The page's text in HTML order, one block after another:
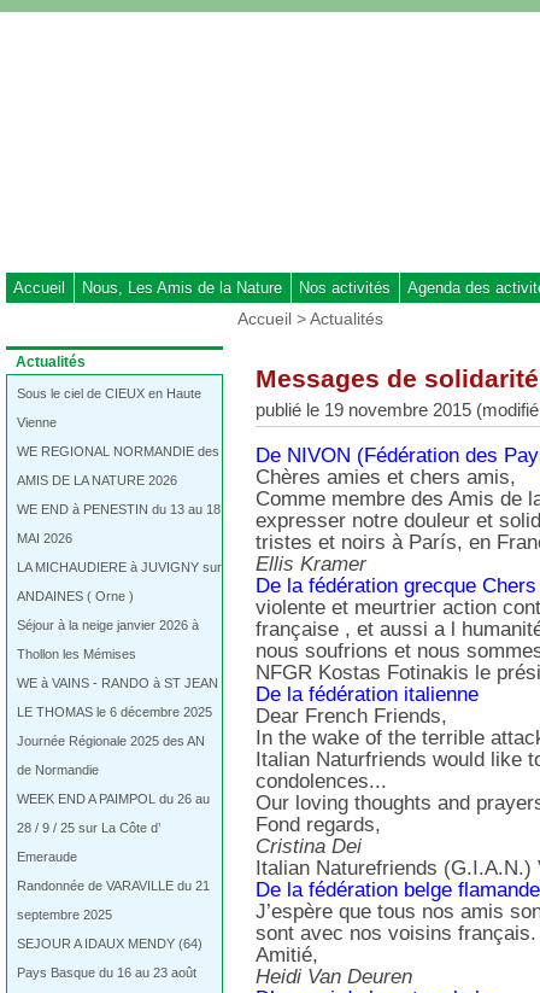
à
la
Accueil Nous, Les Amis de la Nature Nos activités Agenda des
Dans
la
rubrique
Actualités
Sous le ciel de CIEUX en Haute
Vienne
WE REGIONAL NORMANDIE des
AMIS DE LA NATURE 2026
WE END à PENESTIN du 13 au 18
MAI 2026
LA MICHAUDIERE à JUVIGNY sur
ANDAINES ( Orne )
Séjour à la neige janvier 2026 à
Thollon les Mémises
WE à VAINS - RANDO à ST JEAN
LE THOMAS le 6 décembre 2025
Journée Régionale 2025 des AN
de Normandie
WEEK END A PAIMPOL du 26 au
28 / 9 / 25 sur La Côte d’
Emeraude
Randonnée de VARAVILLE du 21
septembre 2025
SEJOUR A IDAUX MENDY (64)
Pays Basque du 16 au 23 août
Vous
Accueil >Actualités
Messages de solidarité
publié le 19 novembre 2015
De NIVON (Fédération des
Chères amies et chers amis,
Comme membre des Amis de
expresser notre douleur et
tristes et noirs à París, en
Ellis Kramer
De la fédération grecque
violente et meurtrier action
française , et aussi a l
nous soufrions et nous
NFGR Kostas Fotinakis le
De la fédération italienne
Dear French Friends,
In the wake of the terrible
Italian Naturfriends would like
condolences...
Our loving thoughts and
Fond regards,
Cristina Dei
Italian Naturefriends
De la fédération belge flamande
J’espère que tous nos amis
sont avec nos voisins français.
Amitié,
Heidi Van Deuren